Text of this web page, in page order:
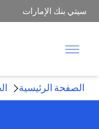
سيتي بنك الإمارات
الصفحة الرئيسية